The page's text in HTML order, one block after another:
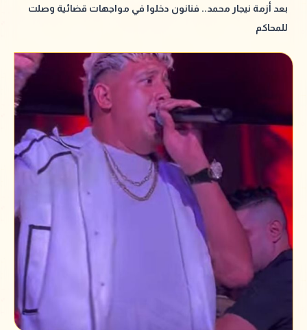
بعد أزمة نيجار محمد.. فنانون دخلوا في مواجهات قضائية وصلت
للمحاكم